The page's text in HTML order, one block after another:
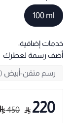
100 ml
خدمات إضافية:
أضف رسمة لعطرك
220
450